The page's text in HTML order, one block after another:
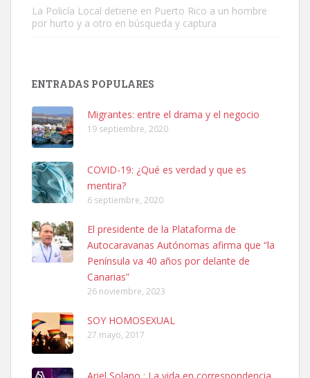
SHIBA PERDIDO AVDA JOSE MESA Y LOPEZ
06/07/2025 ZONA MESA Y LOPEZ. ES MUY ASUSTADIZO
Leales.org » Gran Canaria | 6.7.2025
Ninfa perdida
El día 5 se los perdió una ninfa papillera, asustada tiene miedo a la
calle, se perdió por la zon...
Leales.org » Gran Canaria | 6.7.2025
La Policía Local detiene en Puerto Rico a un hombre
por hurto y a otro en búsqueda y captura
ENTRADAS POPULARES
Migrantes: entre el drama y el negocio
19 septiembre, 2020
COVID-19: ¿Qué es verdad y que es
mentira?
6 septiembre, 2020
El presidente de la Plataforma de
Autocaravanas Autónomas afirma que “la
Península va 40 años por delante de
Canarias”
26 noviembre, 2023
SOY HOMOSEXUAL
27 mayo, 2017